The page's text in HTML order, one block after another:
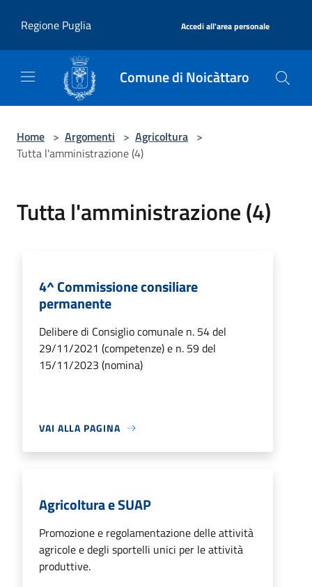
Regione Puglia
Accedi all'area personale
Comune di Noicàttaro
Home > Argomenti > Agricoltura >
Tutta l'amministrazione (4)
Tutta l'amministrazione (4)
4^ Commissione consiliare
permanente
Delibere di Consiglio comunale n. 54 del
29/11/2021 (competenze) e n. 59 del
15/11/2023 (nomina)
VAI ALLA PAGINA
Agricoltura e SUAP
Promozione e regolamentazione delle attività
agricole e degli sportelli unici per le attività
produttive.